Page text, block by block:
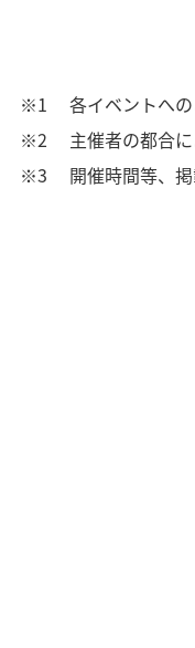
※1
各イベントへ
※2
主催者の都合
※3
開催時間等、